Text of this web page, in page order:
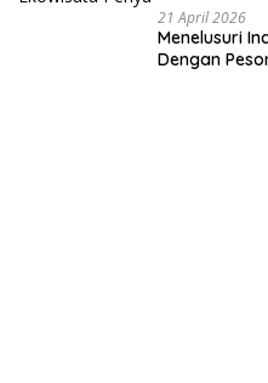
21 April 2026
Menelusuri
Dengan